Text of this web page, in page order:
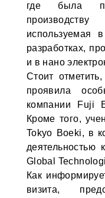
где была
используемая
разработках,
и в нано
Стоит
проявила
компании Fuji
Кроме того,
Tokyo Boeki, в
деятельностью
Global
Как
визита,